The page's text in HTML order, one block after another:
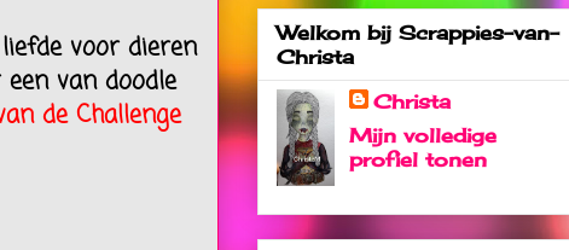
voor dieren
van doodle
de Challenge
Welkom bij Scrappies-van-
Christa
Christa
Mijn volledige
profiel tonen